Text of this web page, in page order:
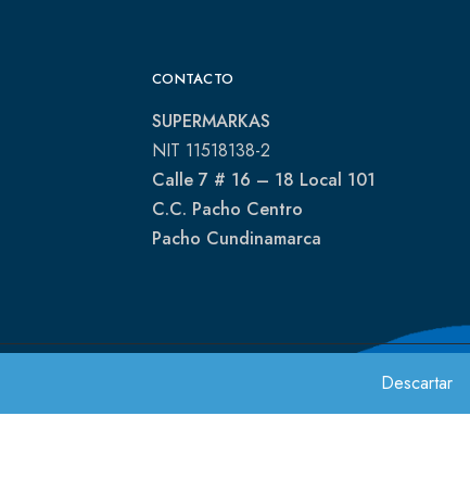
Descartar
CONTACTO
SUPERMARKAS
NIT 11518138-2
Calle 7 # 16 – 18 Local 101
C.C. Pacho Centro
Pacho Cundinamarca